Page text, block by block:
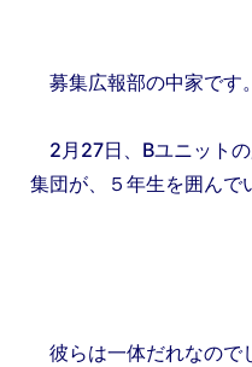
募集広報部の中家です。
2月27日、Bユニット
集団が、５年生を囲んで
彼らは一体だれなので